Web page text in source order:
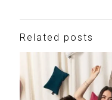
Related posts